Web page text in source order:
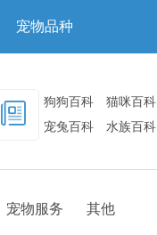
宠物品种
狗狗百科 猫咪百科
宠兔百科
水族百科
宠物服务 其他